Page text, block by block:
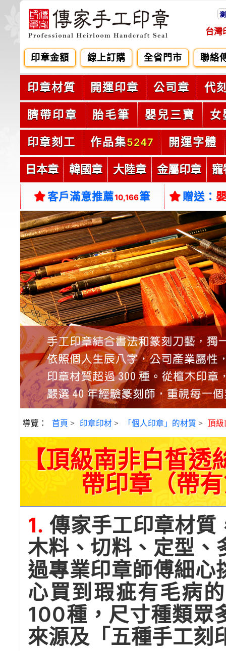
台灣
印章金額 線上訂購 全省門市 聯絡
印章材質 開運印章 公司章 代
臍帶印章 胎毛筆 嬰兒三寶 女
印章刻工 作品集5247 開運字體
日本章 韓國章 大陸章 金屬印章 寵
客戶滿意推薦10,166筆 贈送：
導覽： 首頁 > 印章印材 > 「個人印章」的材質 > 頂
【頂級南非白皙透
帶印章（帶
1. 傳家手工印章材質
木料、切料、定型、
過專業印章師傅細心
心買到瑕疵有毛病
100種，尺寸種類眾
來源及「五種手工刻